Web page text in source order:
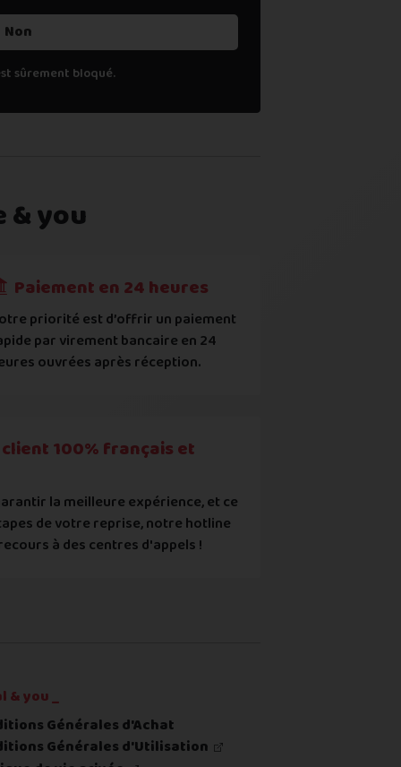
Non
sûrement bloqué.
du renvoi du produit
(
voir comment
ou contrefaits
& you
Paiement en 24 heures
priorité est d’offrir un paiement
par virement bancaire en 24
ouvrées après réception.
100% français et
la meilleure expérience, et ce
de votre reprise, notre hotline
à des centres d'appels !
& you _
Générales d'Achat
Générales d'Utilisation